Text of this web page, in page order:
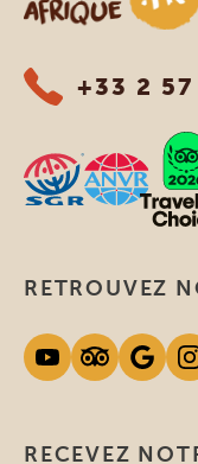
+33 2
RECEVEZ
RETROUVEZ